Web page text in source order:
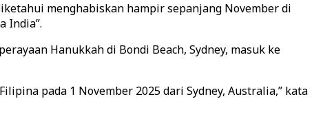
menghabiskan hampir sepanjang November di
India”.
Hanukkah di Bondi Beach, Sydney, masuk ke
pada 1 November 2025 dari Sydney, Australia,” kata